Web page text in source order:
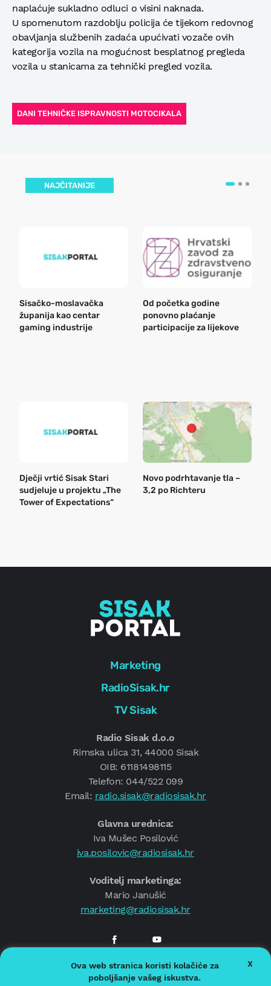
naplaćuje sukladno odluci o visini naknada.
U spomenutom razdoblju policija će tijekom redovnog
obavljanja službenih zadaća upućivati vozače ovih
kategorija vozila na mogućnost besplatnog pregleda
vozila u stanicama za tehnički pregled vozila.
DANI TEHNIČKE ISPRAVNOSTI MOTOCIKALA
NAJČITANIJE
Sisačko-moslavačka
županija kao centar
gaming industrije
Od početka godine
ponovno plaćanje
participacije za lijekove
Dječji vrtić Sisak Stari
sudjeluje u projektu „The
Tower of Expectations“
Novo podrhtavanje tla –
3,2 po Richteru
Marketing
RadioSisak.hr
TV Sisak
Radio Sisak d.o.o
Rimska ulica 31, 44000 Sisak
OIB: 61181498115
Telefon: 044/522 099
Email: radio.sisak@radiosisak.hr
Glavna urednica:
Iva Mušec Posilović
iva.posilovic@radiosisak.hr
Voditelj marketinga:
Mario Janušić
marketing@radiosisak.hr
© 2026.Radio Sisak
Ova web stranica koristi kolačiće za
poboljšanje vašeg iskustva.
X